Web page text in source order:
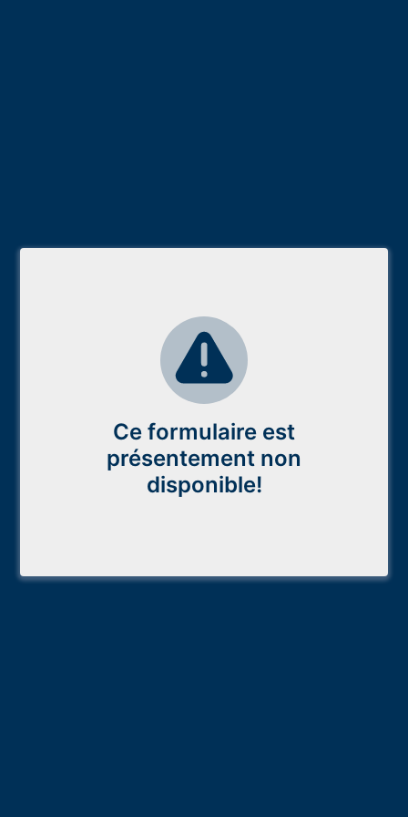
Ce formulaire est
présentement non
disponible!